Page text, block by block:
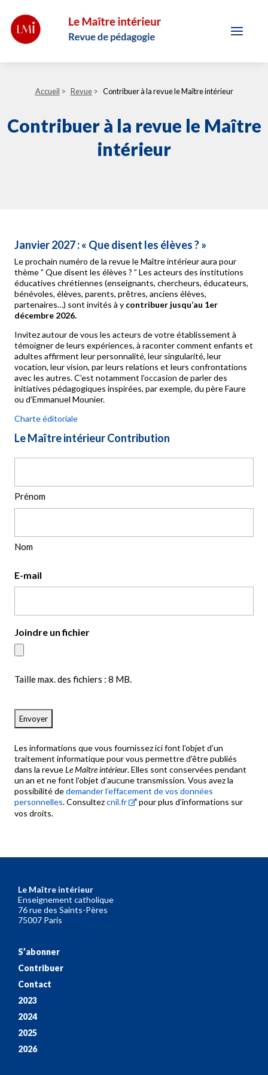
Accueil > Revue> Contribuer à la revue le Maître intérieur
Contribuer à la revue le Maître
intérieur
Janvier 2027 : « Que disent les élèves ? »
Le prochain numéro de la revue le Maître intérieur aura pour
thème ” Que disent les élèves ? ” Les acteurs des institutions
éducatives chrétiennes (enseignants, chercheurs, éducateurs,
bénévoles, élèves, parents, prêtres, anciens élèves,
partenaires…) sont invités à y contribuer jusqu’au 1er
décembre 2026.
Invitez autour de vous les acteurs de votre établissement à
témoigner de leurs expériences, à raconter comment enfants et
adultes affirment leur personnalité, leur singularité, leur
vocation, leur vision, par leurs relations et leurs confrontations
avec les autres. C’est notamment l’occasion de parler des
initiatives pédagogiques inspirées, par exemple, du père Faure
ou d’Emmanuel Mounier.
Charte éditoriale
Le Maître intérieur Contribution
Prénom
Nom
E-mail
Joindre un fichier
Taille max. des fichiers : 8 MB.
Les informations que vous fournissez ici font l’objet d’un
traitement informatique pour vous permettre d’être publiés
dans la revueLe Maître intérieur. Elles sont conservées pendant
un an et ne font l’objet d’aucune transmission. Vous avez la
possibilité dedemander l’effacement de vos données
personnelles. Consultezcnil.fr
pour plus d’informations sur
vos droits.
Le Maître intérieur
Enseignement catholique
76 rue des Saints-Pères
75007 Paris
S’abonner
Contribuer
Contact
2023
2024
2025
2026